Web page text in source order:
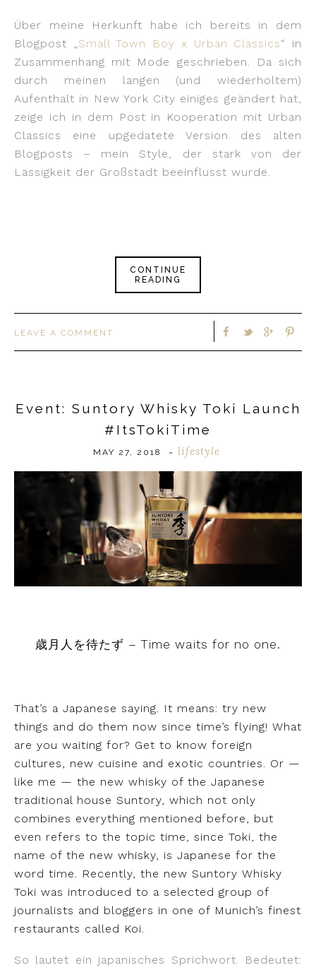
Über meine Herkunft habe ich bereits in dem
Blogpost „Small Town Boy x Urban Classics“ in
Zusammenhang mit Mode geschrieben. Da sich
durch meinen langen (und wiederholtem)
Aufenthalt in New York City einiges geändert hat,
zeige ich in dem Post in Kooperation mit Urban
Classics eine upgedatete Version des alten
Blogposts – mein Style, der stark von der
Lässigkeit der Großstadt beeinflusst wurde.
CONTINUE
READING
LEAVE A COMMENT
Event: Suntory Whisky Toki Launch
#ItsTokiTime
MAY 27, 2018 ~ lifestyle
歳月人を待たず – Time waits for no one.
That’s a Japanese saying. It means: try new
things and do them now since time’s flying! What
are you waiting for? Get to know foreign
cultures, new cuisine and exotic countries. Or —
like me — the new whisky of the Japanese
traditional house Suntory, which not only
combines everything mentioned before, but
even refers to the topic time, since Toki, the
name of the new whisky, is Japanese for the
word time. Recently, the new Suntory Whisky
Toki was introduced to a selected group of
journalists and bloggers in one of Munich’s finest
restaurants called Koi.
So lautet ein japanisches Sprichwort. Bedeutet: